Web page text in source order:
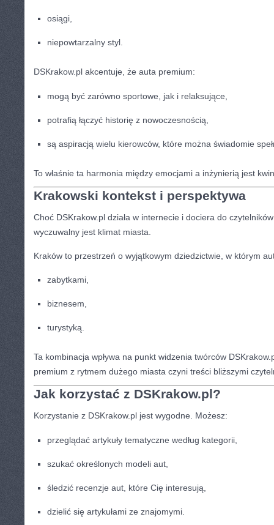
osiągi,
niepowtarzalny styl.
DSKrakow.pl akcentuje, że auta premium:
mogą być zarówno sportowe, jak i relaksujące,
potrafią łączyć historię z nowoczesnością,
są aspiracją wielu kierowców, które można świadomie
To właśnie ta harmonia między emocjami a inżynierią jest
Krakowski kontekst i perspektywa
Choć DSKrakow.pl działa w internecie i dociera do
wyczuwalny jest klimat miasta.
Kraków to przestrzeń o wyjątkowym dziedzictwie, w którym
zabytkami,
biznesem,
turystyką.
Ta kombinacja wpływa na punkt widzenia twórców
premium z rytmem dużego miasta czyni treści bliższymi
Jak korzystać z DSKrakow.pl?
Korzystanie z DSKrakow.pl jest wygodne. Możesz:
przeglądać artykuły tematyczne według kategorii,
szukać określonych modeli aut,
śledzić recenzje aut, które Cię interesują,
dzielić się artykułami ze znajomymi.